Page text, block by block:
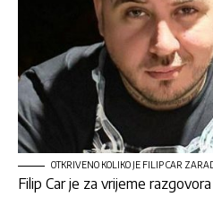
OTKRIVENO KOLIKO JE FILIP CAR
Filip Carje za vrijeme